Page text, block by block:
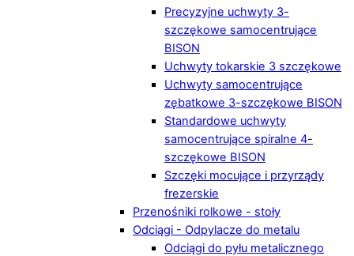
Precyzyjne uchwyty 3-
szczękowe samocentrujące
BISON
Uchwyty tokarskie 3 szczękowe
Uchwyty samocentrujące
zębatkowe 3-szczękowe BISON
Standardowe uchwyty
samocentrujące spiralne 4-
szczękowe BISON
Szczęki mocujące i przyrządy
frezerskie
Przenośniki rolkowe - stoły
Odciągi - Odpylacze do metalu
Odciągi do pyłu metalicznego